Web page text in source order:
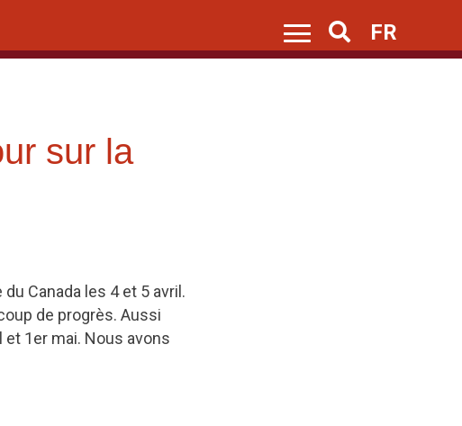
Search
FR
sur la
Canada les 4 et 5 avril.
de progrès. Aussi
et 1er mai. Nous avons